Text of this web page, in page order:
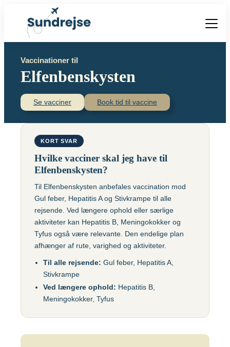
Vacciner
Vacciner
Centraleuropæisk
Hjernebetændelse
(TBE)
Chikungunyavaccine
(Ixchiq)
Denguefeber
Gul feber
Hepatitis A
Malaria
Meningokokker
(ACWY)
MFR (MMR)
(Imvanex)
Pneumokokker
Syncytialvirus (RSV)
Destinationer
Find over 240 destinationer!
Populære destinationer
Cambodja
Egypten
Etiopien
Indien
Priser
Vaccinationer til
Elfenbenskysten
Se vacciner Book tid til vaccine
KORT SVAR
Hvilke vacciner skal jeg have til
Elfenbenskysten?
Til Elfenbenskysten anbefales vaccination mod
Gul feber, Hepatitis A og Stivkrampe til alle
rejsende. Ved længere ophold eller særlige
aktiviteter kan Hepatitis B, Meningokokker og
Tyfus også være relevante. Den endelige plan
afhænger af rute, varighed og aktiviteter.
Til alle rejsende: Gul feber, Hepatitis A,
Stivkrampe
Ved længere ophold: Hepatitis B,
Meningokokker, Tyfus